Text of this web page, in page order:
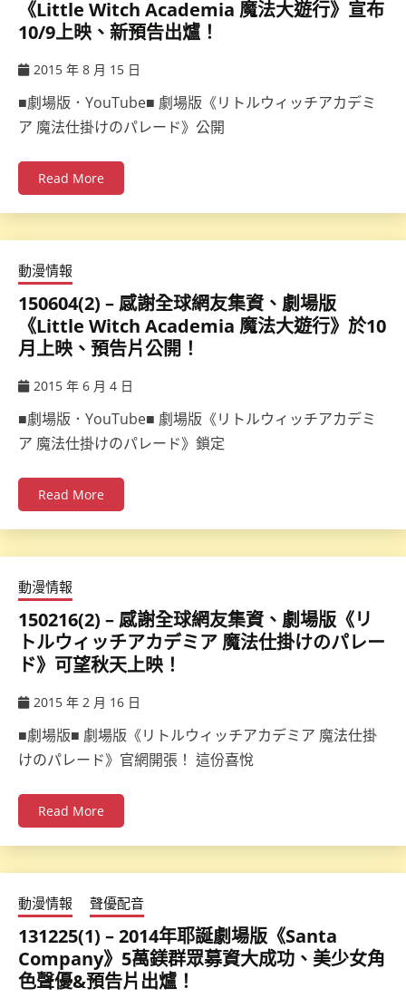
《Little Witch Academia 魔法大遊行》宣布
10/9上映、新預告出爐！
2015 年 8 月 15 日
■劇場版．YouTube■ 劇場版《リトルウィッチアカデミ
ア 魔法仕掛けのパレード》公開
Read More
動漫情報
150604(2) – 感謝全球網友集資、劇場版
《Little Witch Academia 魔法大遊行》於10
月上映、預告片公開！
2015 年 6 月 4 日
■劇場版．YouTube■ 劇場版《リトルウィッチアカデミ
ア 魔法仕掛けのパレード》鎖定
Read More
動漫情報
150216(2) – 感謝全球網友集資、劇場版《リ
トルウィッチアカデミア 魔法仕掛けのパレー
ド》可望秋天上映！
2015 年 2 月 16 日
■劇場版■ 劇場版《リトルウィッチアカデミア 魔法仕掛
けのパレード》官網開張！ 這份喜悅
Read More
動漫情報 聲優配音
131225(1) – 2014年耶誕劇場版《Santa
Company》5萬鎂群眾募資大成功、美少女角
色聲優&預告片出爐！